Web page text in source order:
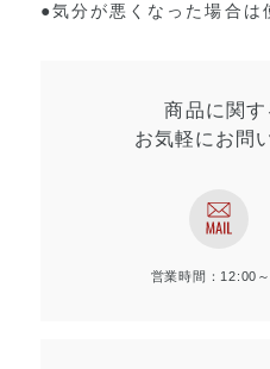
●気分が悪くなった場合は
商品に関
お気軽にお問
営業時間：12:00